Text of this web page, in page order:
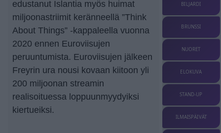
edustanut Islantia myös huimat
miljoonastriimit keränneellä ”Think
About Things” -kappaleella vuonna
2020 ennen Euroviisujen
peruuntumista. Euroviisujen jälkeen
Freyrin ura nousi kovaan kiitoon yli
200 miljoonan streamin
realisoituessa loppuunmyydyiksi
kiertueiksi.
BILJARDI
BRUNSSI
NUORET
ELOKUVA
STAND-UP
ILMAISPÄIVÄT